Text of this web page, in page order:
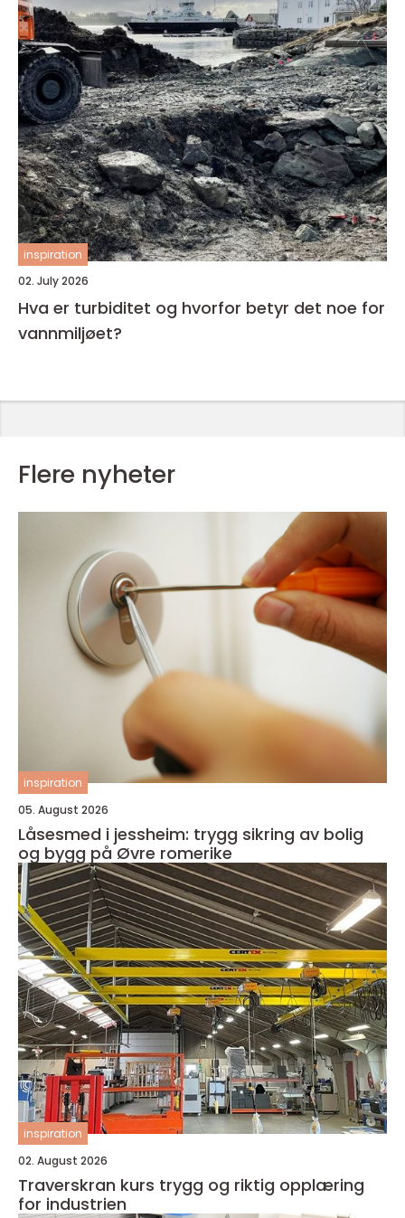
inspiration
02. July 2026
Hva er turbiditet og hvorfor betyr det noe for
vannmiljøet?
Flere nyheter
inspiration
05. August 2026
Låsesmed i jessheim: trygg sikring av bolig
og bygg på Øvre romerike
inspiration
02. August 2026
Traverskran kurs trygg og riktig opplæring
for industrien